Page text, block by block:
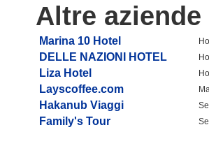
Altre
Marina 10 Hotel
DELLE NAZIONI HOTEL
Liza Hotel
Layscoffee.com
Hakanub Viaggi
Family's Tour